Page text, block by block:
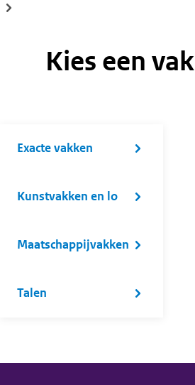
Kies een vak
Exacte vakken
Kunstvakken en lo
Maatschappijvakken
Talen